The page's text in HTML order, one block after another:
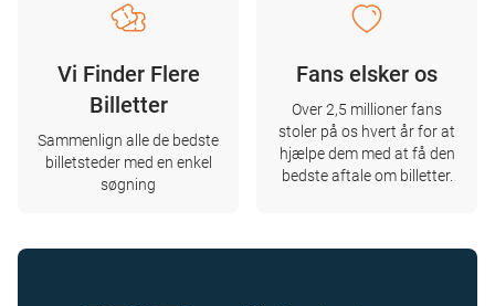
Vi Finder Flere
Billetter
Sammenlign alle de bedste
billetsteder med en enkel
søgning
Fans elsker os
Over 2,5 millioner fans
stoler på os hvert år for at
hjælpe dem med at få den
bedste aftale om billetter.